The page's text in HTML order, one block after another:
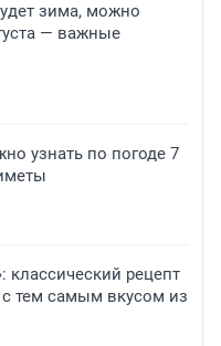
зима, можно
— важные
узнать по погоде 7
классический рецепт
тем самым вкусом из